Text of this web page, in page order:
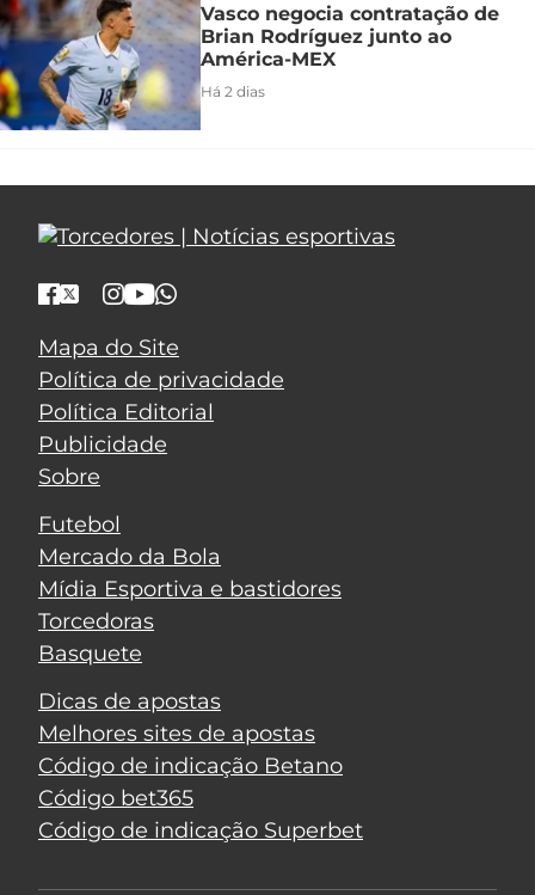
Vasco negocia contratação de
Brian Rodríguez junto ao
América-MEX
Há 2 dias
Mapa do Site
Política de privacidade
Política Editorial
Publicidade
Sobre
Futebol
Mercado da Bola
Mídia Esportiva e bastidores
Torcedoras
Basquete
Dicas de apostas
Melhores sites de apostas
Código de indicação Betano
Código bet365
Código de indicação Superbet